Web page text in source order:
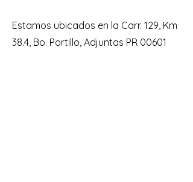
Estamos ubicados en la Carr. 129, Km
38.4, Bo. Portillo, Adjuntas PR 00601